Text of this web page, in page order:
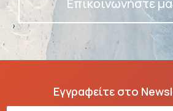
Επικοινωνήστε
Εγγραφείτε στο